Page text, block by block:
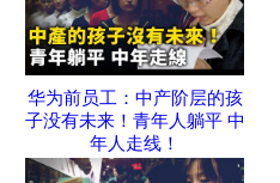
华为前员工：中产阶层的孩
子没有未来！青年人躺平 中
年人走线！